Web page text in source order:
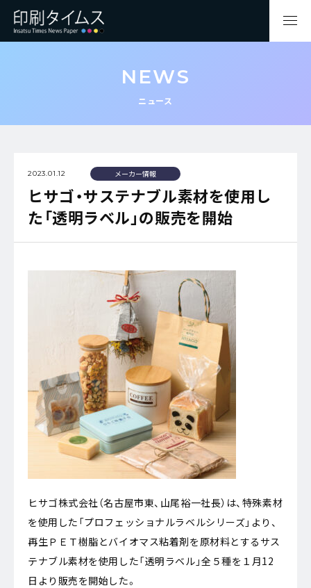
NEWS
ニュース
2023.01.12 メーカー情報
ヒサゴ・サステナブル素材を使用し
た「透明ラベル」の販売を開始
ヒサゴ株式会社（名古屋市東、山尾裕一社長）は、特殊素材
を使用した「プロフェッショナルラベルシリーズ」より、
再生ＰＥＴ樹脂とバイオマス粘着剤を原材料とするサス
テナブル素材を使用した「透明ラベル」全５種を１月12
日より販売を開始した。